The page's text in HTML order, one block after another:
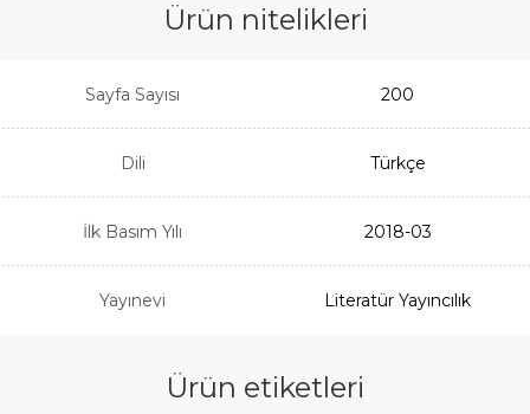
Ürün nitelikleri
Sayfa Sayısı 200
Dili Türkçe
İlk Basım Yılı 2018-03
Yayınevi Literatür Yayıncılık
Ürün etiketleri